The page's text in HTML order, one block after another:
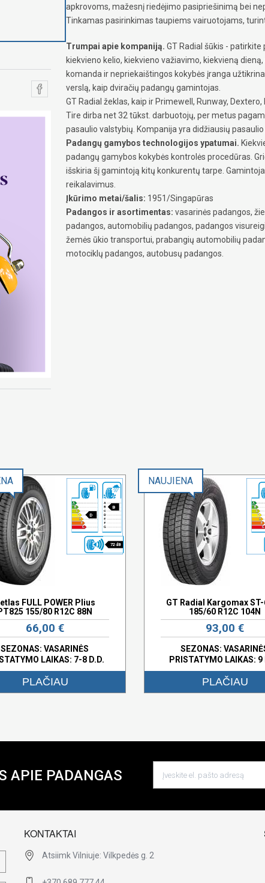
apkrovoms, mažesnį riedėjimo pasipriešinimą bei
Tinkamas pasirinkimas taupiems vairuotojams,
Trumpai apie kompaniją. GT Radial šūkis -
kiekvieno kelio, kiekvieno važiavimo, kiekvieną
komanda ir nepriekaištingos kokybės įranga
verslą, kaip dviračių padangų gamintojas.
GT Radial žeklas, kaip ir Primewell, Runway,
Tire dirba net 32 tūkst. darbuotojų, per metus
pasaulio valstybių. Kompanija yra didžiausių
Padangų gamybos technologijos ypatumai.
padangų gamybos kokybės kontrolės procedūras.
išskiria šį gamintoją kitų konkurentų tarpe.
reikalavimus.
Įkūrimo metai/šalis: 1951/Singapūras
Padangos ir asortimentas: vasarinės padangos,
padangos, automobilių padangos, padangos
žemės ūkio transportui, prabangių automobilių
motociklų padangos, autobusų padangos.
D
B
72 dB
FULL POWER Plius
155/80 R12C 88N
66,00 €
SEZONAS: VASARINĖS
LAIKAS: 7-8 D.D.
PLAČIAU
NAUJIENA
GT Radial Kargomax
185/60 R12C 104N
93,00 €
SEZONAS:
PRISTATYMO LAIKAS: 9
PLAČIAU
APIE PADANGAS
KONTAKTAI
Atsiimk Vilniuje: Vilkpedės g. 2